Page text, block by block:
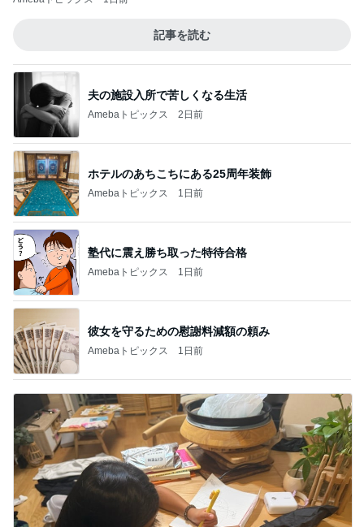
記事を読む
夫の施設入所で苦しくなる生活
Amebaトピックス 2日前
ホテルのあちこちにある25周年装飾
Amebaトピックス 1日前
塾代に震え勝ち取った特待合格
Amebaトピックス 1日前
彼女を守るための慰謝料減額の頼み
Amebaトピックス 1日前